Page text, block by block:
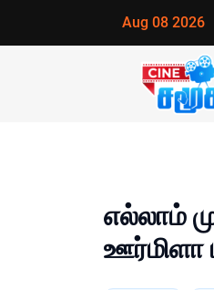
Aug 08 2026
எல்லாம்
ஊர்மிளா